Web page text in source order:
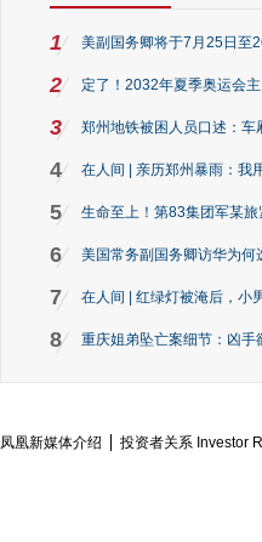
1 美副国务卿将于7月25日至
2 定了！2032年夏季奥运会
3 郑州地铁被困人员口述：
4 在人间 | 亲历郑州暴雨：我
5 生命至上！第83集团军某
6 美国常务副国务卿访华为何
7 在人间 | 红绿灯被淹后，小
8 重庆姐弟坠亡案细节：凶手
凤凰新媒体介绍 投资者关系 Investor